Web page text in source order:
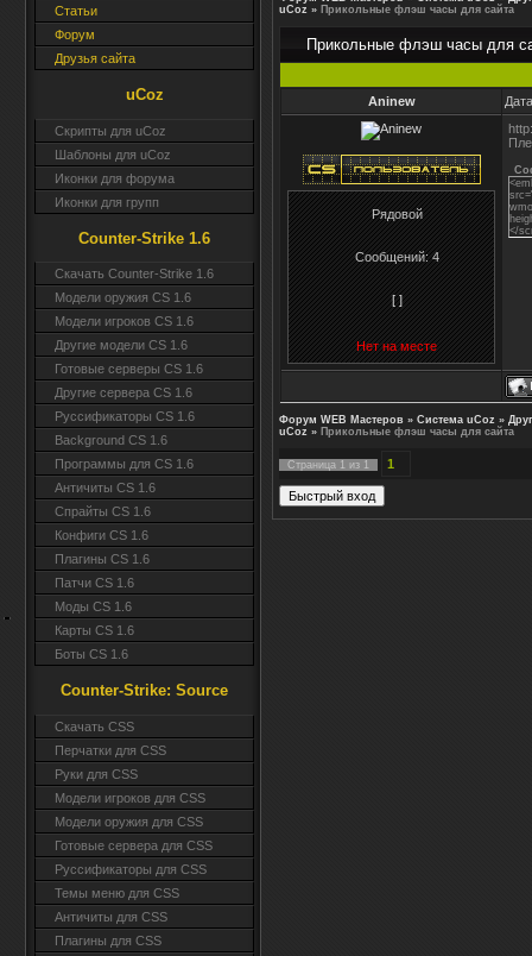
Статьи
Форум
Друзья сайта
uCoz
Скрипты для uCoz
Шаблоны для uCoz
Иконки для форума
Иконки для групп
Counter-Strike 1.6
Скачать Counter-Strike 1.6
Модели оружия CS 1.6
Модели игроков CS 1.6
Другие модели CS 1.6
Готовые серверы CS 1.6
Другие сервера CS 1.6
Руссификаторы CS 1.6
Background CS 1.6
Программы для CS 1.6
Античиты CS 1.6
Спрайты CS 1.6
Конфиги CS 1.6
Плагины CS 1.6
Патчи CS 1.6
Моды CS 1.6
Карты CS 1.6
Боты CS 1.6
Counter-Strike: Source
Cкачать CSS
Перчатки для CSS
Руки для CSS
Модели игроков для CSS
Модели оружия для CSS
Готовые сервера для CSS
Руссификаторы для CSS
Темы меню для CSS
Античиты для CSS
Плагины для CSS
uCoz » Прикольные флэш часы для сайта
Прикольные флэш часы для
Aninew
Рядовой
Сообщений:4
[ ]
Нет на месте
</
Форум WEB Мастеров » Система uCoz »
uCoz » Прикольные флэш часы для сайта
Страница 1 из 1 1